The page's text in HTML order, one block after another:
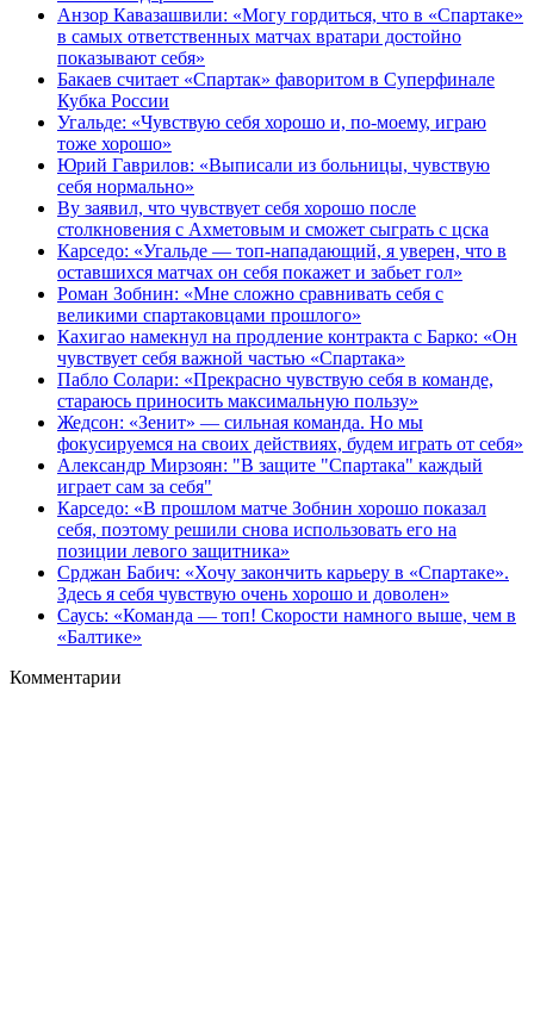
Анзор Кавазашвили: «Могу гордиться, что в «Спартаке»
в самых ответственных матчах вратари достойно
показывают себя»
Бакаев считает «Спартак» фаворитом в Суперфинале
Кубка России
Угальде: «Чувствую себя хорошо и, по‑моему, играю
тоже хорошо»
Юрий Гаврилов: «Выписали из больницы, чувствую
себя нормально»
Ву заявил, что чувствует себя хорошо после
столкновения с Ахметовым и сможет сыграть с цска
Карседо: «Угальде — топ‑нападающий, я уверен, что в
оставшихся матчах он себя покажет и забьет гол»
Роман Зобнин: «Мне сложно сравнивать себя с
великими спартаковцами прошлого»
Кахигао намекнул на продление контракта с Барко: «Он
чувствует себя важной частью «Спартака»
Пабло Солари: «Прекрасно чувствую себя в команде,
стараюсь приносить максимальную пользу»
Жедсон: «Зенит» — сильная команда. Но мы
фокусируемся на своих действиях, будем играть от себя»
Александр Мирзоян: "В защите "Спартака" каждый
играет сам за себя"
Карседо: «В прошлом матче Зобнин хорошо показал
себя, поэтому решили снова использовать его на
позиции левого защитника»
Срджан Бабич: «Хочу закончить карьеру в «Спартаке».
Здесь я себя чувствую очень хорошо и доволен»
Саусь: «Команда — топ! Скорости намного выше, чем в
«Балтике»
Комментарии